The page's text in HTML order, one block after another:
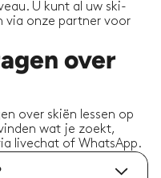
voor mij als
me zelfs de
wanneer het het
de groene
read more
geboekt van: 1
U kunt al uw ski-
via onze partner voor
over
over skiën lessen op
wat je zoekt,
livechat of WhatsApp.